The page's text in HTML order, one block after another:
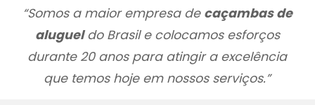
“Somos a maior empresa de caçambas de
alugueldo Brasil e colocamos esforços
durante 20 anos para atingir a excelência
que temos hoje em nossos serviços.”